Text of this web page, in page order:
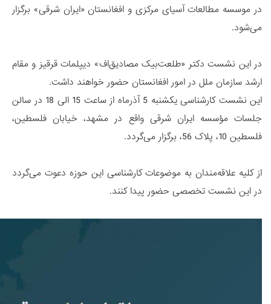
در موسسه مطالعات آسیای مرکزی و افغانستان «ایران شرقی» برگزار
می‌شود.
در این نشست دکتر «طلعت‌بیک مصادیق‌اف» دیپلمات قرقیز و مقام
ارشد سازمان ملل در امور افغانستان حضور خواهند داشت.
این نشست کارشناسی یکشنبه 5 آذرماه از ساعت 15 الی 18 در سالن
جلسات مؤسسه ایران شرقی واقع در مشهد، خیابان فلسطین،
فلسطین 10، پلاک 56، برگزار می‌گردد.
از کلیه علاقه‌مندان به موضوعات کارشناسی این حوزه دعوت می‌گردد
در این نشست تخصصی حضور پیدا کنند.